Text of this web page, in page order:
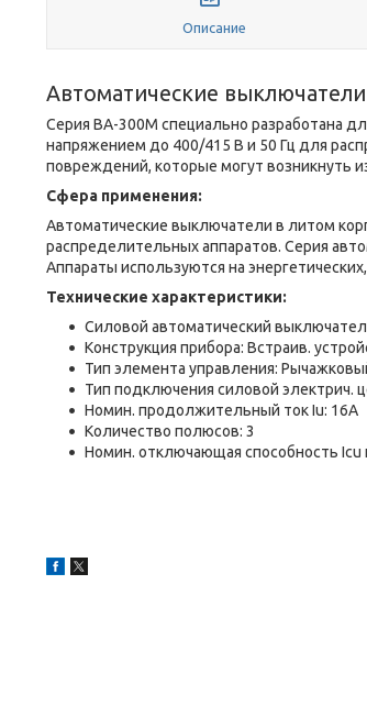
Описание
Автоматические
Серия ВА-300М специально разработана
напряжением до 400/415 В и 50 Гц для
повреждений, которые могут возникнуть
Сфера применения:
Автоматические выключатели в литом
распределительных аппаратов. Серия
Аппараты используются на
Технические характеристики:
Силовой автоматический
Конструкция прибора: Встраив.
Тип элемента управления:
Тип подключения силовой электрич.
Номин. продолжительный ток Iu: 16А
Количество полюсов: 3
Номин. отключающая способность Icu